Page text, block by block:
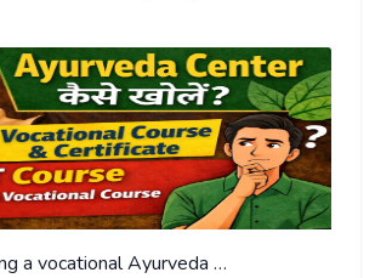
a vocational Ayurveda …